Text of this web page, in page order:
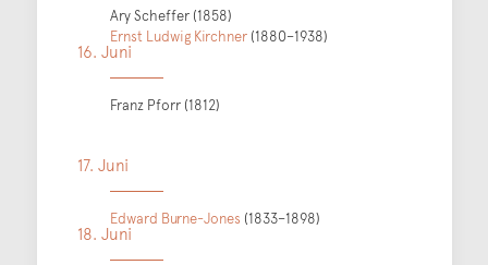
Ary Scheffer (1858)
Ernst Ludwig Kirchner (1880–1938)
16. Juni
Franz Pforr (1812)
17. Juni
Edward Burne-Jones (1833–1898)
18. Juni